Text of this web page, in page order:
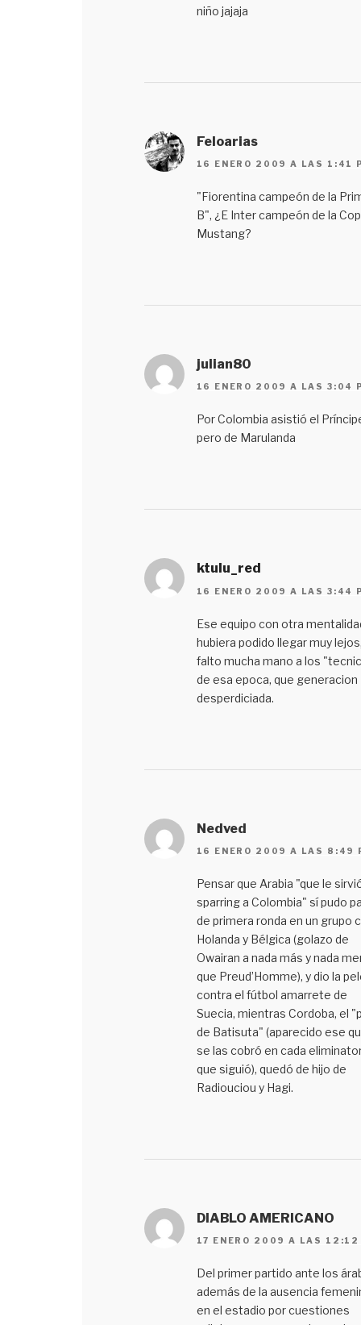
niño jajaja
Feloarias
16 ENERO 2009 A LAS 1:41
"Fiorentina campeón de la
B", ¿E Inter campeón de la
Mustang?
julian80
16 ENERO 2009 A LAS 3:04
Por Colombia asistió el
pero de Marulanda
ktulu_red
16 ENERO 2009 A LAS 3:44
Ese equipo con otra
hubiera podido llegar muy
falto mucha mano a los
de esa epoca, que generacion
desperdiciada.
Nedved
16 ENERO 2009 A LAS 8:49
Pensar que Arabia "que le
sparring a Colombia" sí pudo
de primera ronda en un grupo
Holanda y Bélgica (golazo de
Owairan a nada más y nada
que Preud’Homme), y dio la
contra el fútbol amarrete de
Suecia, mientras Cordoba, el
de Batisuta" (aparecido ese
se las cobró en cada
que siguió), quedó de hijo de
Radiouciou y Hagi.
DIABLO AMERICANO
17 ENERO 2009 A LAS 12:12
Del primer partido ante los
además de la ausencia
en el estadio por cuestiones